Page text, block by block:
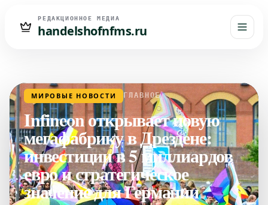
РЕДАКЦИОННОЕ МЕДИА
handelshofnfms.ru
МИРОВЫЕ НОВОСТИ ГЛАВНОЕ
Infineon открывает новую
мегафабрику в Дрездене:
инвестиции в 5 миллиардов
евро и стратегическое
значение для Германии